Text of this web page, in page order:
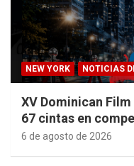
NEW YORK NOTICIAS
XV Dominican
67 cintas en
6 de agosto de 2026